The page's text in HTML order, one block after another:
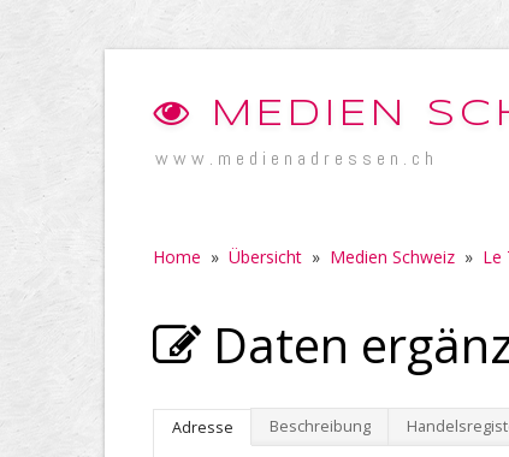
MEDIEN
www.medienadressen.ch
Home » Übersicht » Medien Schweiz » Le
Daten
Adresse Beschreibung